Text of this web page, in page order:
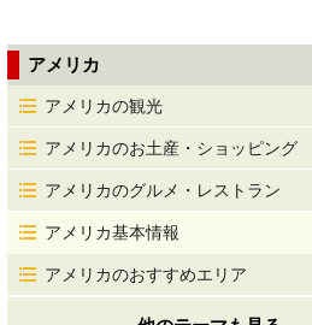
アメリカ
アメリカの観光
アメリカのお土産・ショッピング
アメリカのグルメ・レストラン
アメリカ基本情報
アメリカのおすすめエリア